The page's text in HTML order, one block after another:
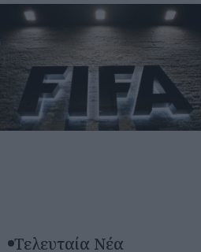
Τελευταία Νέα